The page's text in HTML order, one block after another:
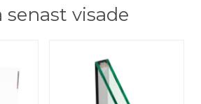
senast visade